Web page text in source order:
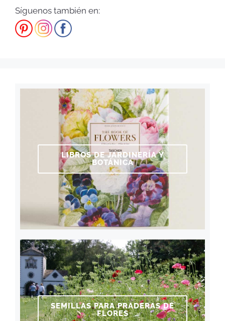
Síguenos también en:
LIBROS DE JARDINERÍA Y
BOTÁNICA
SEMILLAS PARA PRADERAS DE
FLORES